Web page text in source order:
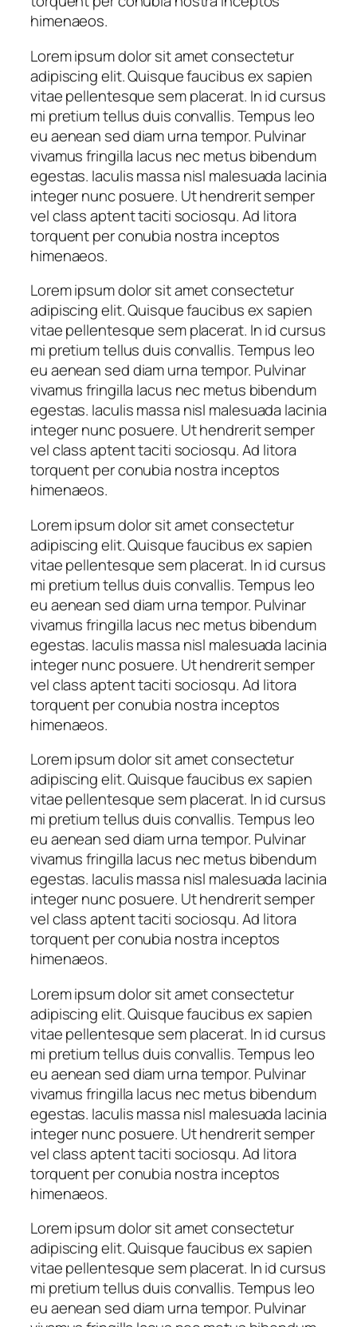
himenaeos.
Lorem ipsum dolor sit amet consectetur
adipiscing elit. Quisque faucibus ex sapien
vitae pellentesque sem placerat. In id cursus
mi pretium tellus duis convallis. Tempus leo
eu aenean sed diam urna tempor. Pulvinar
vivamus fringilla lacus nec metus bibendum
egestas. Iaculis massa nisl malesuada lacinia
integer nunc posuere. Ut hendrerit semper
vel class aptent taciti sociosqu. Ad litora
torquent per conubia nostra inceptos
himenaeos.
Lorem ipsum dolor sit amet consectetur
adipiscing elit. Quisque faucibus ex sapien
vitae pellentesque sem placerat. In id cursus
mi pretium tellus duis convallis. Tempus leo
eu aenean sed diam urna tempor. Pulvinar
vivamus fringilla lacus nec metus bibendum
egestas. Iaculis massa nisl malesuada lacinia
integer nunc posuere. Ut hendrerit semper
vel class aptent taciti sociosqu. Ad litora
torquent per conubia nostra inceptos
himenaeos.
Lorem ipsum dolor sit amet consectetur
adipiscing elit. Quisque faucibus ex sapien
vitae pellentesque sem placerat. In id cursus
mi pretium tellus duis convallis. Tempus leo
eu aenean sed diam urna tempor. Pulvinar
vivamus fringilla lacus nec metus bibendum
egestas. Iaculis massa nisl malesuada lacinia
integer nunc posuere. Ut hendrerit semper
vel class aptent taciti sociosqu. Ad litora
torquent per conubia nostra inceptos
himenaeos.
Lorem ipsum dolor sit amet consectetur
adipiscing elit. Quisque faucibus ex sapien
vitae pellentesque sem placerat. In id cursus
mi pretium tellus duis convallis. Tempus leo
eu aenean sed diam urna tempor. Pulvinar
vivamus fringilla lacus nec metus bibendum
egestas. Iaculis massa nisl malesuada lacinia
integer nunc posuere. Ut hendrerit semper
vel class aptent taciti sociosqu. Ad litora
torquent per conubia nostra inceptos
himenaeos.
Lorem ipsum dolor sit amet consectetur
adipiscing elit. Quisque faucibus ex sapien
vitae pellentesque sem placerat. In id cursus
mi pretium tellus duis convallis. Tempus leo
eu aenean sed diam urna tempor. Pulvinar
vivamus fringilla lacus nec metus bibendum
egestas. Iaculis massa nisl malesuada lacinia
integer nunc posuere. Ut hendrerit semper
vel class aptent taciti sociosqu. Ad litora
torquent per conubia nostra inceptos
himenaeos.
Lorem ipsum dolor sit amet consectetur
adipiscing elit. Quisque faucibus ex sapien
vitae pellentesque sem placerat. In id cursus
mi pretium tellus duis convallis. Tempus leo
eu aenean sed diam urna tempor. Pulvinar